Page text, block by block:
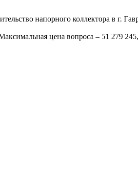
напорного коллектора в г.
цена вопроса – 51 279